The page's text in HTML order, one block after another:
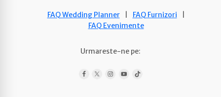
FAQ Wedding Planner FAQ Furnizori
FAQ Evenimente
Urmareste-ne pe: